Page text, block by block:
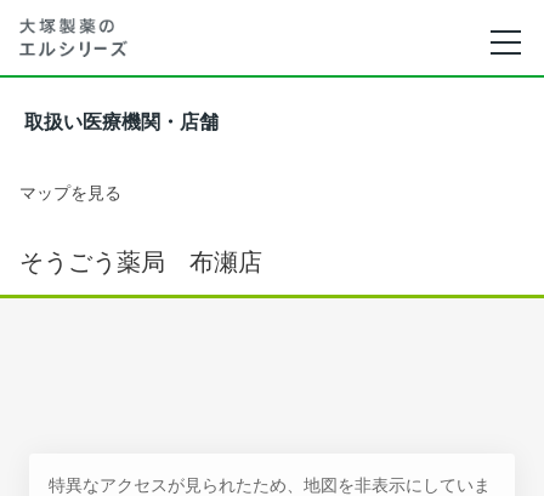
取扱い医療機関・店舗
マップを見る
そうごう薬局 布瀬店
特異なアクセスが見られたため、地図を非表示にしていま